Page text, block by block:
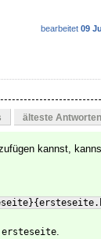
bearbeitet 09
älteste Antworten
kannst,
}{
ersteseite.